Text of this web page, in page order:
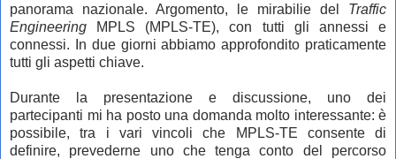
panorama nazionale. Argomento, le mirabilie del Traffic
Engineering MPLS (MPLS-TE), con tutti gli annessi e
connessi. In due giorni abbiamo approfondito praticamente
tutti gli aspetti chiave.
Durante la presentazione e discussione, uno dei
partecipanti mi ha posto una domanda molto interessante: è
possibile, tra i vari vincoli che MPLS-TE consente di
definire, prevederne uno che tenga conto del percorso